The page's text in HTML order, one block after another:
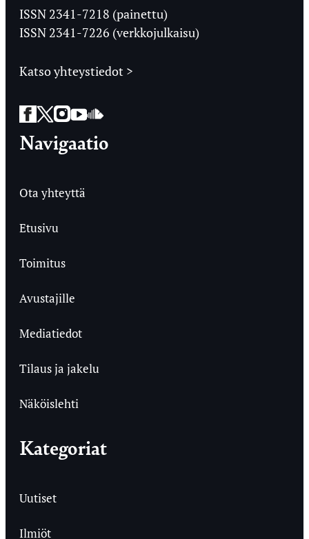
Ylioppilaslehti
ISSN 2341-7218 (painettu)
ISSN 2341-7226 (verkkojulkaisu)
Katso yhteystiedot >
Facebook
Twitter
Instagram
YouTube
SoundCloud
Navigaatio
Ota yhteyttä
Etusivu
Toimitus
Avustajille
Mediatiedot
Tilaus ja jakelu
Näköislehti
Kategoriat
Uutiset
Ilmiöt